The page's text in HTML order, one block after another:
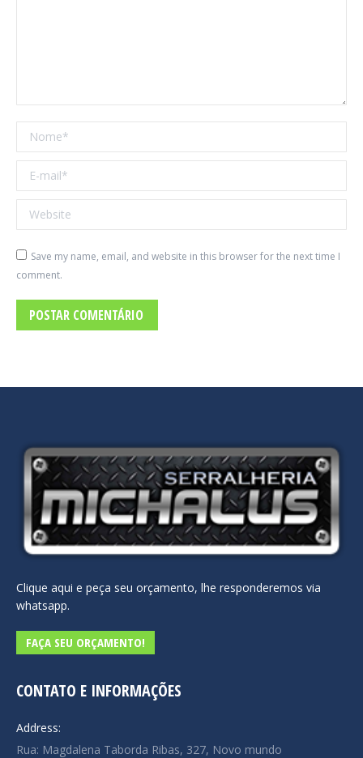
Nome *
E-mail *
Website
Save my name, email, and website in this browser for the next time I
comment.
POSTAR COMENTÁRIO
Clique aqui e peça seu orçamento, lhe responderemos via
whatsapp.
FAÇA SEU ORÇAMENTO!
CONTATO E INFORMAÇÕES
Address:
Rua: Magdalena Taborda Ribas, 327, Novo mundo